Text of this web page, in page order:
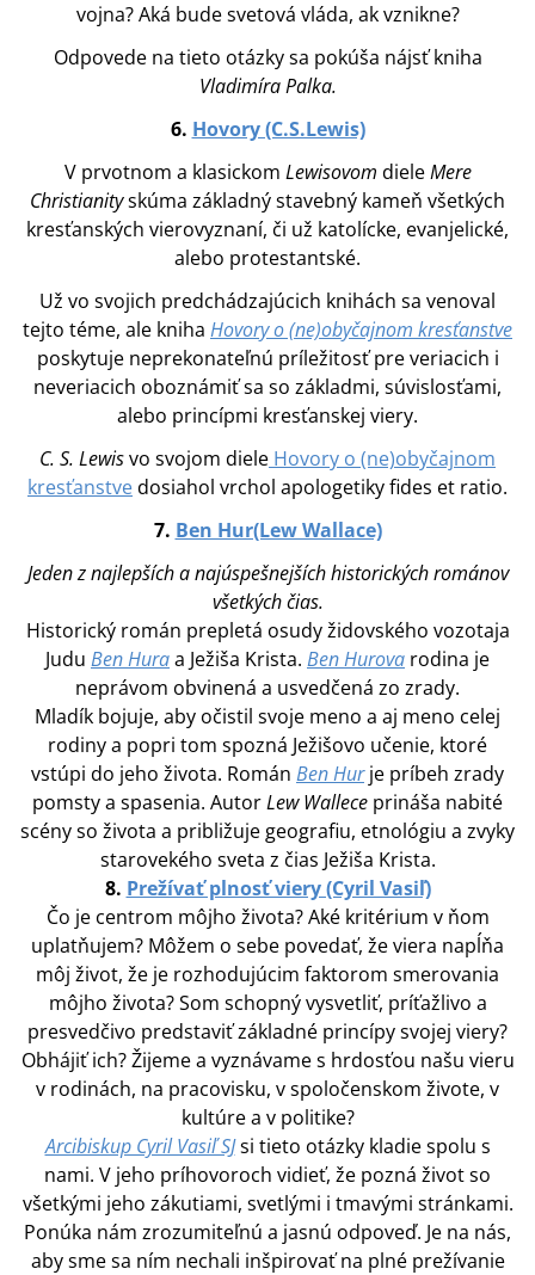
vojna? Aká bude svetová vláda, ak vznikne?
Odpovede na tieto otázky sa pokúša nájsť kniha
Vladimíra Palka.
6. Hovory (C.S.Lewis)
V prvotnom a klasickom Lewisovom dieleMere
Christianityskúma základný stavebný kameň všetkých
kresťanských vierovyznaní, či už katolícke, evanjelické,
alebo protestantské.
Už vo svojich predchádzajúcich knihách sa venoval
tejto téme, ale kniha Hovory o (ne)obyčajnom kresťanstve
poskytuje neprekonateľnú príležitosť pre veriacich i
neveriacich oboznámiť sa so základmi, súvislosťami,
alebo princípmi kresťanskej viery.
C. S. Lewisvo svojom diele Hovory o (ne)obyčajnom
kresťanstvedosiahol vrchol apologetiky fides et ratio.
7. Ben Hur(Lew Wallace)
Jeden z najlepších a najúspešnejších historických románov
všetkých čias.
Historický román prepletá osudy židovského vozotaja
Judu Ben Huraa Ježiša Krista. Ben Hurova rodina je
neprávom obvinená a usvedčená zo zrady.
Mladík bojuje, aby očistil svoje meno a aj meno celej
rodiny a popri tom spozná Ježišovo učenie, ktoré
vstúpi do jeho života. Román Ben Hur je príbeh zrady
pomsty a spasenia. AutorLew Wallece prináša nabité
scény so života a približuje geografiu, etnológiu a zvyky
starovekého sveta z čias Ježiša Krista.
8. Prežívať plnosť viery (Cyril Vasiľ)
Čo je centrom môjho života? Aké kritérium v ňom
uplatňujem? Môžem o sebe povedať, že viera napĺňa
môj život, že je rozhodujúcim faktorom smerovania
môjho života? Som schopný vysvetliť, príťažlivo a
presvedčivo predstaviť základné princípy svojej viery?
Obhájiť ich? Žijeme a vyznávame s hrdosťou našu vieru
v rodinách, na pracovisku, v spoločenskom živote, v
kultúre a v politike?
Arcibiskup Cyril Vasiľ SJ si tieto otázky kladie spolu s
nami. V jeho príhovoroch vidieť, že pozná život so
všetkými jeho zákutiami, svetlými i tmavými stránkami.
Ponúka nám zrozumiteľnú a jasnú odpoveď. Je na nás,
aby sme sa ním nechali inšpirovať na plné prežívanie